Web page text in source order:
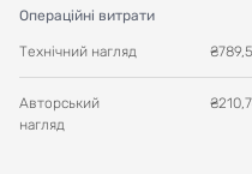
Операційні витрати
Технічний нагляд ₴
Авторський
нагляд
₴